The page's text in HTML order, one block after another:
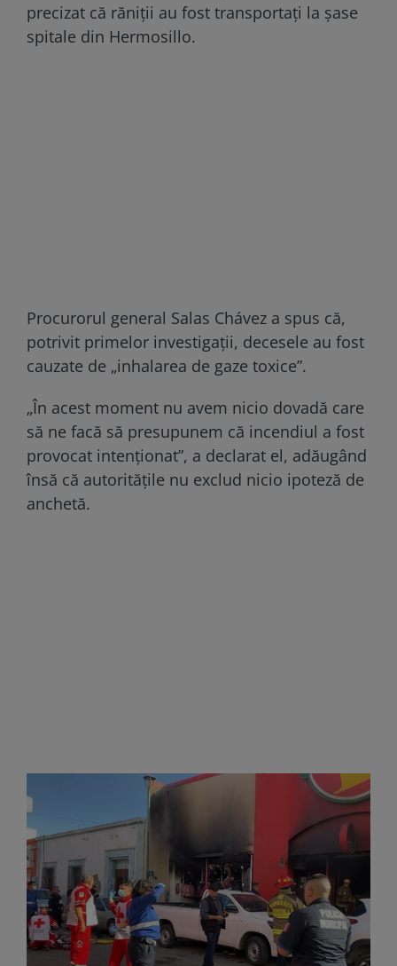
precizat că răniții au fost transportați la șase
spitale din Hermosillo.
Procurorul general Salas Chávez a spus că,
potrivit primelor investigații, decesele au fost
cauzate de „inhalarea de gaze toxice”.
„În acest moment nu avem nicio dovadă care
să ne facă să presupunem că incendiul a fost
provocat intenționat”, a declarat el, adăugând
însă că autoritățile nu exclud nicio ipoteză de
anchetă.